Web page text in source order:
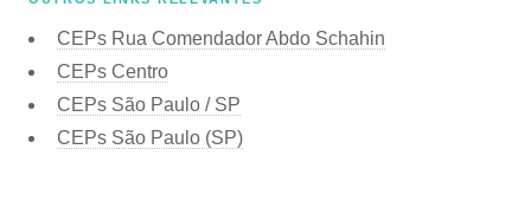
CEPs Rua Comendador Abdo Schahin
CEPs Centro
CEPs São Paulo / SP
CEPs São Paulo (SP)